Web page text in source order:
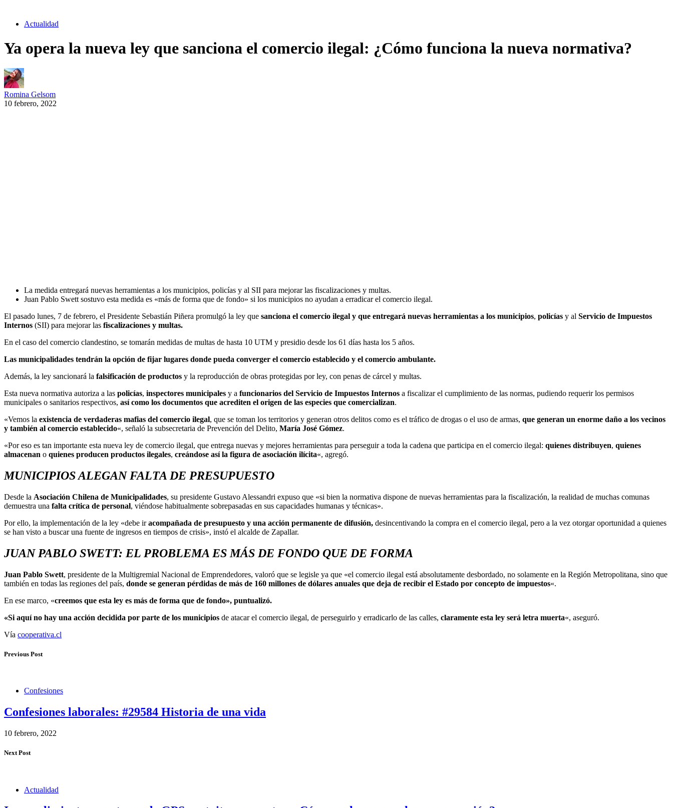
Actualidad
Ya opera la nueva ley que sanciona el comercio ilegal: ¿Cómo funciona la nueva normativa?
Romina Gelsom
10 febrero, 2022
La medida entregará nuevas herramientas a los municipios, policías y al SII para mejorar las fiscalizaciones y multas.
Juan Pablo Swett sostuvo esta medida es «más de forma que de fondo» si los municipios no ayudan a erradicar el comercio ilegal.
El pasado lunes, 7 de febrero, el Presidente Sebastián Piñera promulgó la ley que sanciona el comercio ilegal y que entregará nuevas herramientas a los municipios, policías y al Servicio de Impuestos
Internos (SII) para mejorar las fiscalizaciones y multas.
En el caso del comercio clandestino, se tomarán medidas de multas de hasta 10 UTM y presidio desde los 61 días hasta los 5 años.
Las municipalidades tendrán la opción de fijar lugares donde pueda converger el comercio establecido y el comercio ambulante.
Además, la ley sancionará la falsificación de productos y la reproducción de obras protegidas por ley, con penas de cárcel y multas.
Esta nueva normativa autoriza a las policías, inspectores municipales y a funcionarios del Servicio de Impuestos Internos a fiscalizar el cumplimiento de las normas, pudiendo requerir los permisos
municipales o sanitarios respectivos, así como los documentos que acrediten el origen de las especies que comercializan.
«Vemos la existencia de verdaderas mafias del comercio ilegal, que se toman los territorios y generan otros delitos como es el tráfico de drogas o el uso de armas, que generan un enorme daño a los vecinos
y también al comercio establecido«, señaló la subsecretaria de Prevención del Delito, María José Gómez.
«Por eso es tan importante esta nueva ley de comercio ilegal, que entrega nuevas y mejores herramientas para perseguir a toda la cadena que participa en el comercio ilegal: quienes distribuyen, quienes
almacenan o quienes producen productos ilegales, creándose así la figura de asociación ilícita«, agregó.
MUNICIPIOS ALEGAN FALTA DE PRESUPUESTO
Desde la Asociación Chilena de Municipalidades, su presidente Gustavo Alessandri expuso que «si bien la normativa dispone de nuevas herramientas para la fiscalización, la realidad de muchas comunas
demuestra una falta crítica de personal, viéndose habitualmente sobrepasadas en sus capacidades humanas y técnicas».
Por ello, la implementación de la ley «debe iracompañada de presupuesto y una acción permanente de difusión, desincentivando la compra en el comercio ilegal, pero a la vez otorgar oportunidad a quienes
se han visto a buscar una fuente de ingresos en tiempos de crisis», instó el alcalde de Zapallar.
JUAN PABLO SWETT: EL PROBLEMA ES MÁS DE FONDO QUE DE FORMA
Juan Pablo Swett, presidente de la Multigremial Nacional de Emprendedores, valoró que se legisle ya que «el comercio ilegal está absolutamente desbordado, no solamente en la Región Metropolitana, sino que
también en todas las regiones del país, donde se generan pérdidas de más de 160 millones de dólares anuales que deja de recibir el Estado por concepto de impuestos«.
En ese marco, «creemos que esta ley es más de forma que de fondo», puntualizó.
«Si aquí no hay una acción decidida por parte de los municipios de atacar el comercio ilegal, de perseguirlo y erradicarlo de las calles, claramente esta ley será letra muerta«, aseguró.
Vía cooperativa.cl
Previous Post
Confesiones
Confesiones laborales: #29584 Historia de una vida
10 febrero, 2022
Next Post
Actualidad